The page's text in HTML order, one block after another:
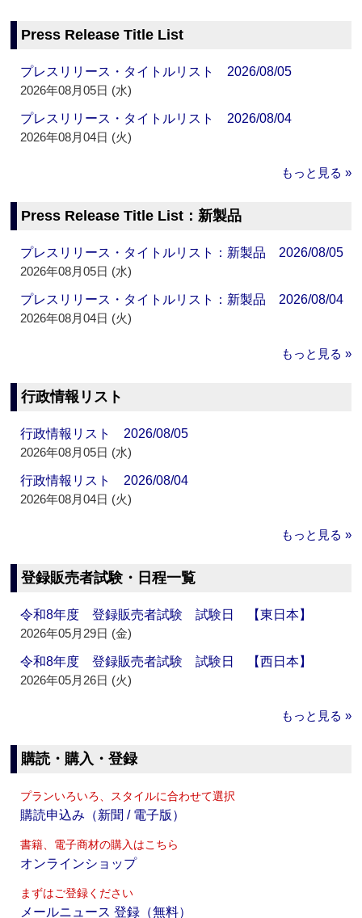
Press Release Title List
プレスリリース・タイトルリスト 2026/08/05
2026年08月05日 (水)
プレスリリース・タイトルリスト 2026/08/04
2026年08月04日 (火)
もっと見る »
Press Release Title List：新製品
プレスリリース・タイトルリスト：新製品 2026/08/05
2026年08月05日 (水)
プレスリリース・タイトルリスト：新製品 2026/08/04
2026年08月04日 (火)
もっと見る »
行政情報リスト
行政情報リスト 2026/08/05
2026年08月05日 (水)
行政情報リスト 2026/08/04
2026年08月04日 (火)
もっと見る »
登録販売者試験・日程一覧
令和8年度 登録販売者試験 試験日 【東日本】
2026年05月29日 (金)
令和8年度 登録販売者試験 試験日 【西日本】
2026年05月26日 (火)
もっと見る »
購読・購入・登録
プランいろいろ、スタイルに合わせて選択
購読申込み（新聞 / 電子版）
書籍、電子商材の購入はこちら
オンラインショップ
まずはご登録ください
メールニュース 登録（無料）